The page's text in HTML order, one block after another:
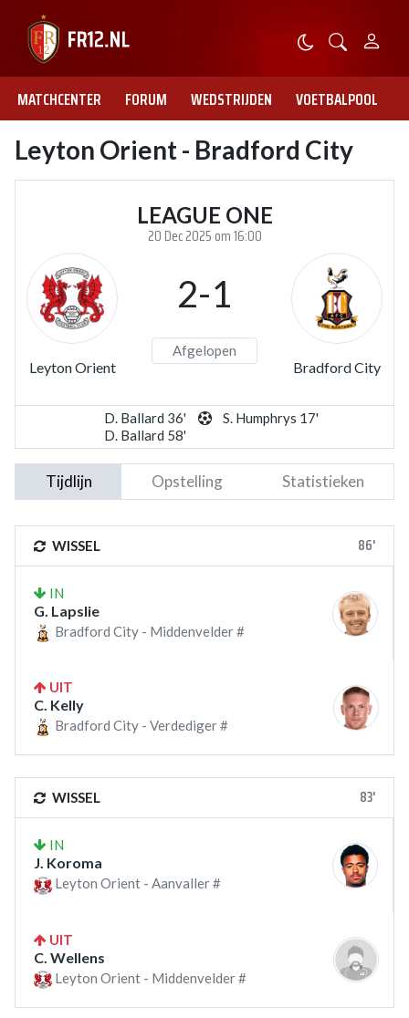
MATCHCENTER FORUM WEDSTRIJDEN VOETBALPOOL
Leyton Orient - Bradford City
LEAGUE ONE
20 Dec 2025 om 16:00
Leyton Orient
2-1
Afgelopen
Bradford City
D. Ballard 36'
D. Ballard 58'
S. Humphrys 17'
Tijdlijn Opstelling Statistieken
WISSEL 86'
IN
G. Lapslie
Bradford City - Middenvelder #
UIT
C. Kelly
Bradford City - Verdediger #
WISSEL 83'
IN
J. Koroma
Leyton Orient - Aanvaller #
UIT
C. Wellens
Leyton Orient - Middenvelder #